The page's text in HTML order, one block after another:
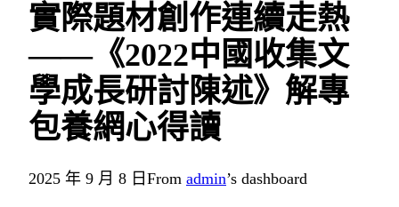
實際題材創作連續走熱
——《2022中國收集文
學成長研討陳述》解專
包養網心得讀
2025 年 9 月 8 日 From admin’s dashboard